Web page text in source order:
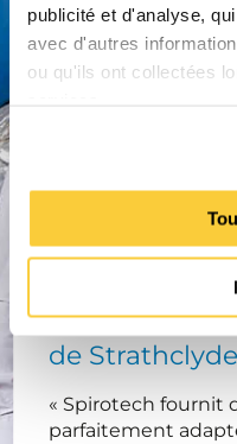
publicité et d'analyse,
avec d'autres
ou qu'ils ont collectées
Andy
mécanicien
de Strathclyde
« Spirotech fournit
parfaitement